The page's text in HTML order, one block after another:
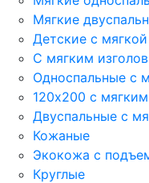
Мягкие
Детские с
С мягким
Односпальные с
120х200 с
Двуспальные с
Кожаные
Экокожа с
Круглые